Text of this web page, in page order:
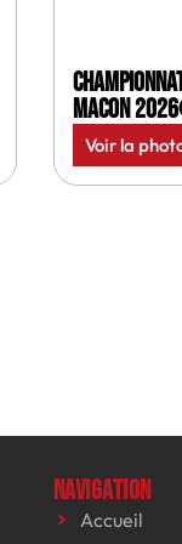
Macon
Voir la
Navigation
Accueil